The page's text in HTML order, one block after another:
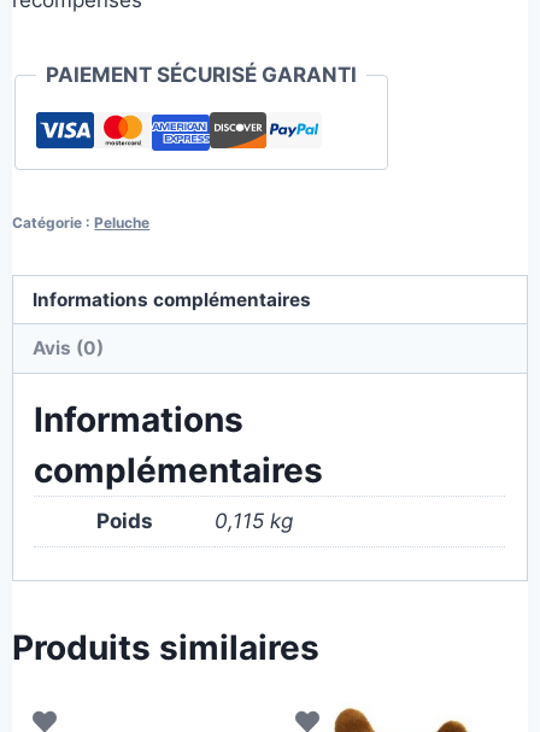
PAIEMENT SÉCURISÉ GARANTI
Catégorie :Peluche
Informations complémentaires
Avis (0)
Informations
complémentaires
Poids 0,115 kg
Produits similaires